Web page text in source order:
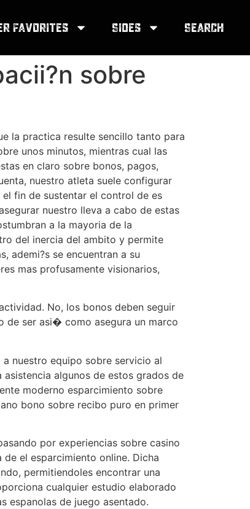
Favorites Sides Search
sobre
la practica resulte sencillo tanto para
unos minutos, mientras cual las
en claro sobre bonos, pagos,
nuestro atleta suele configurar
fin de sustentar el control de es
nuestro lleva a cabo de estas
a la mayoria de la
del inercia del ambito y permite
ademi?s se encuentran a su
mas profusamente visionarios,
No, los bonos deben seguir
de ser asi� como asegura un marco
nuestro equipo sobre servicio al
algunos de estos grados de
moderno esparcimiento sobre
bono sobre recibo puro en primer
por experiencias sobre casino
el esparcimiento online. Dicha
permitiendoles encontrar una
cualquier estudio elaborado
espanolas de juego asentado.